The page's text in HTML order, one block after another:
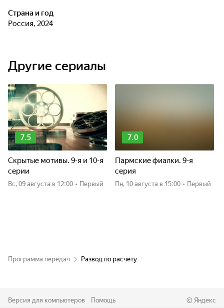
Страна и год
Россия, 2024
Другие сериалы
7.5
Скрытые мотивы. 9-я и 10-я
серии
вс, 09 августа в 12:00 • Первый
7.0
Пармские фиалки. 9-я
серия
пн, 10 августа в 15:00 • Первый
Программа передач Развод по расчёту
Версия для компьютеров Помощь © Яндекс